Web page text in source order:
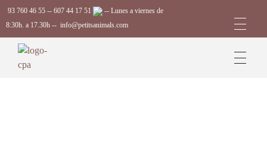
93 760 46 55 -- 607 44 17 51
-- Lunes a viernes de
8:30h. a 17.30h -- info@petitsanimals.com